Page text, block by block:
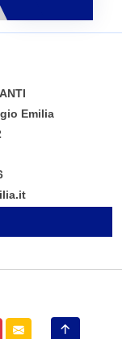
Emilia